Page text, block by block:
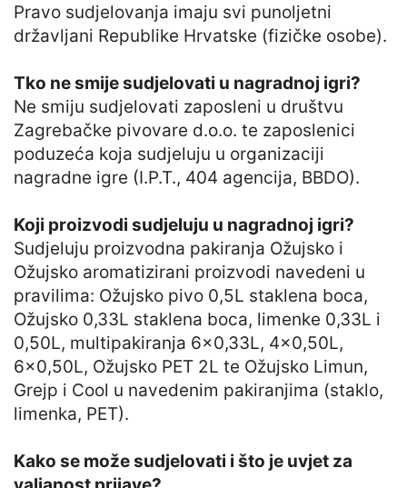
Pravo sudjelovanja imaju svi punoljetni
državljani Republike Hrvatske (fizičke osobe).
Tko ne smije sudjelovati u nagradnoj igri?
Ne smiju sudjelovati zaposleni u društvu
Zagrebačke pivovare d.o.o. te zaposlenici
poduzeća koja sudjeluju u organizaciji
nagradne igre (I.P.T., 404 agencija, BBDO).
Koji proizvodi sudjeluju u nagradnoj igri?
Sudjeluju proizvodna pakiranja Ožujsko i
Ožujsko aromatizirani proizvodi navedeni u
pravilima: Ožujsko pivo 0,5L staklena boca,
Ožujsko 0,33L staklena boca, limenke 0,33L i
0,50L, multipakiranja 6×0,33L, 4×0,50L,
6×0,50L, Ožujsko PET 2L te Ožujsko Limun,
Grejp i Cool u navedenim pakiranjima (staklo,
limenka, PET).
Kako se može sudjelovati i što je uvjet za